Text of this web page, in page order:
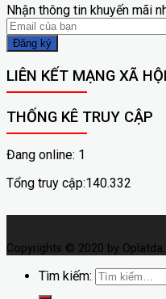
Nhận thông tin khuyến mãi
LIÊN KẾT MẠNG XÃ HỘI
THỐNG KÊ TRUY CẬP
Đang online: 1
Tổng truy cập:140.332
Copyrights © 2020 by
Tìm kiếm: